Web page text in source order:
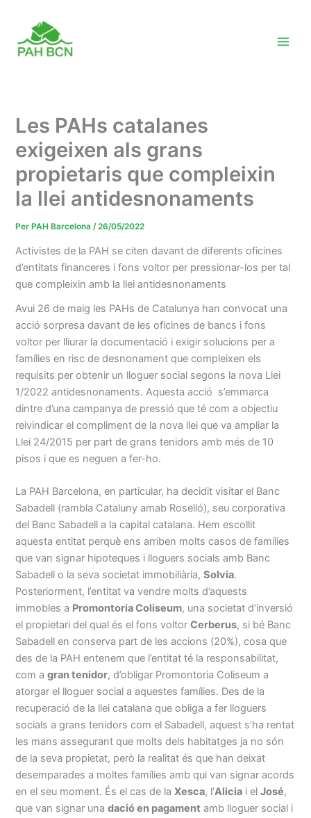
contingut
Les PAHs catalanes
exigeixen als grans
propietaris que compleixin
la llei antidesnonaments
Per PAH Barcelona/26/05/2022
Activistes de la PAH se citen davant de diferents oficines
d’entitats financeres i fons voltor per pressionar-los per tal
que compleixin amb la llei antidesnonaments
Avui 26 de maig les PAHs de Catalunya han convocat una
acció sorpresa davant de les oficines de bancs i fons
voltor per lliurar la documentació i exigir solucions per a
famílies en risc de desnonament que compleixen els
requisits per obtenir un lloguer social segons la nova Llei
1/2022 antidesnonaments. Aquesta acció s’emmarca
dintre d’una campanya de pressió que té com a objectiu
reivindicar el compliment de la nova llei que va ampliar la
Llei 24/2015 per part de grans tenidors amb més de 10
pisos i que es neguen a fer-ho.
La PAH Barcelona, en particular, ha decidit visitar el Banc
Sabadell (rambla Cataluny amab Roselló), seu corporativa
del Banc Sabadell a la capital catalana. Hem escollit
aquesta entitat perquè ens arriben molts casos de famílies
que van signar hipoteques i lloguers socials amb Banc
Sabadell o la seva societat immobiliària,Solvia.
Posteriorment, l’entitat va vendre molts d’aquests
immobles a Promontoria Coliseum, una societat d’inversió
el propietari del qual és el fons voltorCerberus, si bé Banc
Sabadell en conserva part de les accions (20%), cosa que
des de la PAH entenem que l’entitat té la responsabilitat,
com agran tenidor, d’obligar Promontoria Coliseum a
atorgar el lloguer social a aquestes famílies. Des de la
recuperació de la llei catalana que obliga a fer lloguers
socials a grans tenidors com el Sabadell, aquest s’ha rentat
les mans assegurant que molts dels habitatges ja no són
de la seva propietat, però la realitat és que han deixat
desemparades a moltes famílies amb qui van signar acords
en el seu moment. És el cas de laXesca, l’Alicia i elJosé,
que van signar unadació en pagament amb lloguer social i